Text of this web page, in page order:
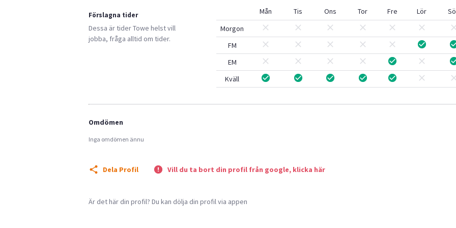
Förslagna tider
Dessa är tiderTowe helst vill
jobba, fråga alltid om tider.
Mån Tis Ons Tor Fre Lör
Morgon
FM
EM
Kväll
Omdömen
Inga omdömen ännu
Dela Profil Vill du ta bort din profil från google, klicka här
Är det här din profil? Du kan dölja din profil via appen